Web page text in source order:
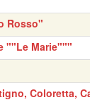
Rosso"
""Le Marie"""
Coloretta,